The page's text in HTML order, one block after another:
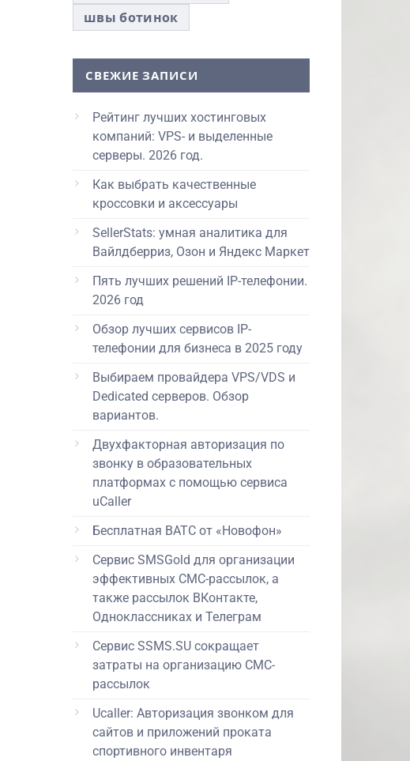
швы ботинок
СВЕЖИЕ ЗАПИСИ
Рейтинг лучших хостинговых
компаний: VPS- и выделенные
серверы. 2026 год.
Как выбрать качественные
кроссовки и аксессуары
SellerStats: умная аналитика для
Вайлдберриз, Озон и Яндекс Маркет
Пять лучших решений IP-телефонии.
2026 год
Обзор лучших сервисов IP-
телефонии для бизнеса в 2025 году
Выбираем провайдера VPS/VDS и
Dedicated серверов. Обзор
вариантов.
Двухфакторная авторизация по
звонку в образовательных
платформах с помощью сервиса
uCaller
Бесплатная ВАТС от «Новофон»
Сервис SMSGold для организации
эффективных СМС-рассылок, а
также рассылок ВКонтакте,
Одноклассниках и Телеграм
Сервис SSMS.SU сокращает
затраты на организацию СМС-
рассылок
Ucaller: Авторизация звонком для
сайтов и приложений проката
спортивного инвентаря